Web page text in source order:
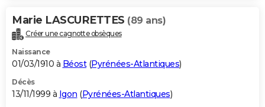
Marie LASCURETTES (89 ans)
Créer une cagnotte obsèques
Naissance
01/03/1910 à Béost(Pyrénées-Atlantiques)
Décès
13/11/1999 à Igon (Pyrénées-Atlantiques)